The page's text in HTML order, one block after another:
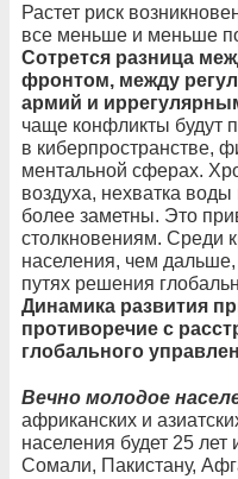
Растет риск
все меньше и меньше
Сотрется разница
фронтом, между
армий и
чаще конфликты будут
в киберпространстве,
ментальной сферах.
воздуха, нехватка
более заметны. Это
столкновениям. Среди
населения, чем
путях решения
Динамика развития
противоречие с
глобального
Вечно молодое
африканских и
населения будет 25
Сомали, Пакистану,